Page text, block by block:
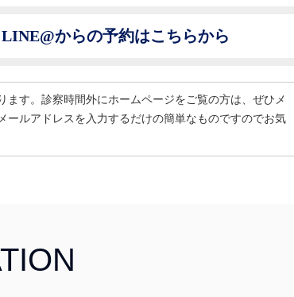
LINE@からの予約はこちらから
す。診察時間外にホームページをご覧の方は、ぜひメ
ルアドレスを入力するだけの簡単なものですのでお気